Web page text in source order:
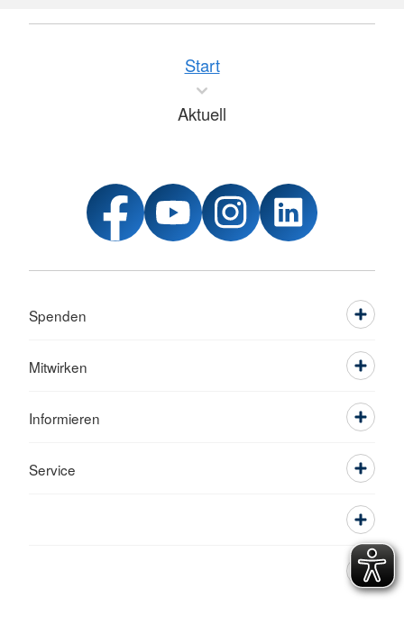
Start
Aktuell
Spenden
Mitwirken
Informieren
Service